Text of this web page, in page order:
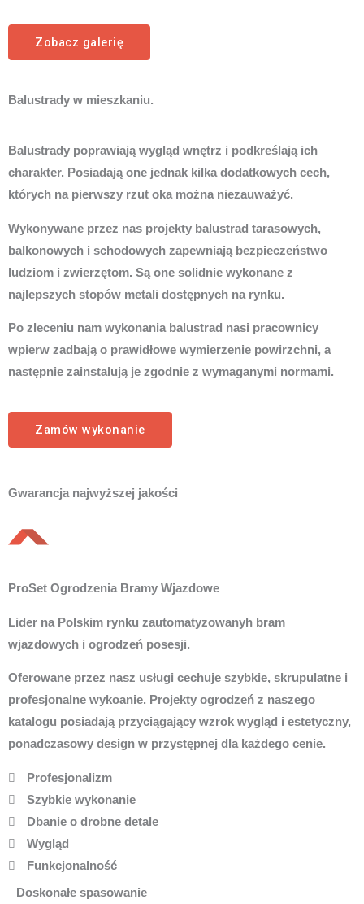
Zobacz galerię
Balustrady w mieszkaniu.
Balustrady poprawiają wygląd wnętrz i podkreślają ich
charakter. Posiadają one jednak kilka dodatkowych cech,
których na pierwszy rzut oka można niezauważyć.
Wykonywane przez nas projekty balustrad tarasowych,
balkonowych i schodowych zapewniają bezpieczeństwo
ludziom i zwierzętom. Są one solidnie wykonane z
najlepszych stopów metali dostępnych na rynku.
Po zleceniu nam wykonania balustrad nasi pracownicy
wpierw zadbają o prawidłowe wymierzenie powirzchni, a
następnie zainstalują je zgodnie z wymaganymi normami.
Zamów wykonanie
Gwarancja najwyższej jakości
ProSet Ogrodzenia Bramy Wjazdowe
Lider na Polskim rynku zautomatyzowanyh bram
wjazdowych i ogrodzeń posesji.
Oferowane przez nasz usługi cechuje szybkie, skrupulatne i
profesjonalne wykoanie. Projekty ogrodzeń z naszego
katalogu posiadają przyciągający wzrok wygląd i estetyczny,
ponadczasowy design w przystępnej dla każdego cenie.
Profesjonalizm
Szybkie wykonanie
Dbanie o drobne detale
Wygląd
Funkcjonalność
Doskonałe spasowanie